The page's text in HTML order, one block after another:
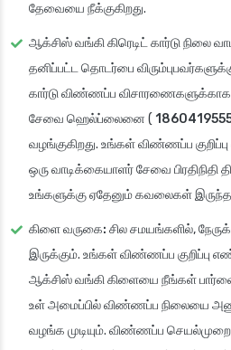
தேவையை நீக்குகிறது.
ஆக்சிஸ் வங்கி கிரெடிட் கார்டு நிலை
தனிப்பட்ட தொடர்பை
கார்டு விண்ணப்ப விசாரணைகளுக்காக
சேவை ஹெல்ப்லைனை (
வழங்குகிறது. உங்கள் விண்ணப்ப
ஒரு வாடிக்கையாளர் சேவை பிரதிநிதி
உங்களுக்கு ஏதேனும் கவலைகள்
கிளை வருகை: சில சமயங்களில்,
இருக்கும். உங்கள் விண்ணப்ப குறிப்பு
ஆக்சிஸ் வங்கி கிளையை நீங்கள்
உள் அமைப்பில் விண்ணப்ப நிலையை
வழங்க முடியும். விண்ணப்ப